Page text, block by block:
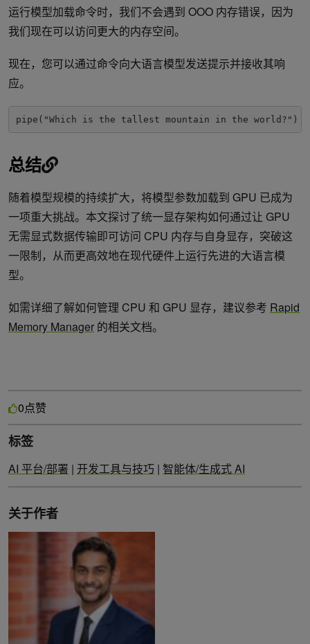
运行模型加载命令时，我们不会遇到 OOO 内存错误，因为
我们现在可以访问更大的内存空间。
现在，您可以通过命令向大语言模型发送提示并接收其响
应。
pipe("Which is the tallest mountain in the world?")
总结
随着模型规模的持续扩大，将模型参数加载到 GPU 已成为
一项重大挑战。本文探讨了统一显存架构如何通过让 GPU
无需显式数据传输即可访问 CPU 内存与自身显存，突破这
一限制，从而更高效地在现代硬件上运行先进的大语言模
型。
如需详细了解如何管理 CPU 和 GPU 显存，建议参考 Rapid
Memory Manager 的相关文档。
0点赞
标签
AI 平台/部署 | 开发工具与技巧 | 智能体/生成式 AI
关于作者